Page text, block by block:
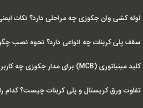
لوله کشی وان جکوزی چه مراحلی دارد؟ نکات
سقف پلی کربنات چه انواعی دارد؟ نحوه نصب
کلید مینیاتوری (MCB) برای مدار جکوزی چه کاربردی دارد؟
تفاوت ورق کریستال و پلی کربنات چیست؟ کدام